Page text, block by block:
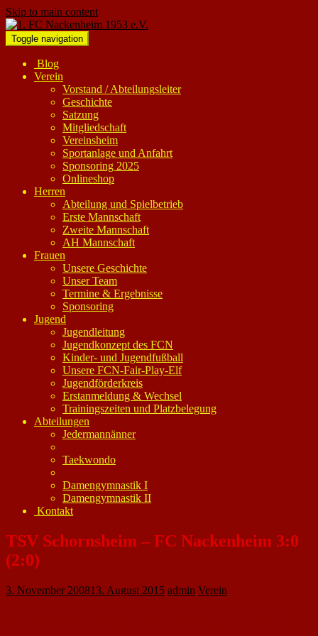
Skip to main content
Toggle navigation
Blog
Verein
Vorstand / Abteilungsleiter
Geschichte
Satzung
Mitgliedschaft
Vereinsheim
Sportanlage und Anfahrt
Sponsoring 2025
Onlineshop
Herren
Abteilung und Spielbetrieb
Erste Mannschaft
Zweite Mannschaft
AH Mannschaft
Frauen
Unsere Geschichte
Unser Team
Termine & Ergebnisse
Sponsoring
Jugend
Jugendleitung
Jugendkonzept des FCN
Kinder- und Jugendfußball
Unsere FCN-Fair-Play-Elf
Jugendförderkreis
Erstanmeldung & Wechsel
Trainingszeiten und Platzbelegung
Abteilungen
Jedermannänner
Taekwondo
Damengymnastik I
Damengymnastik II
Kontakt
TSV Schornsheim – FC Nackenheim 3:0
(2:0)
3. November 200813. August 2015 admin Verein